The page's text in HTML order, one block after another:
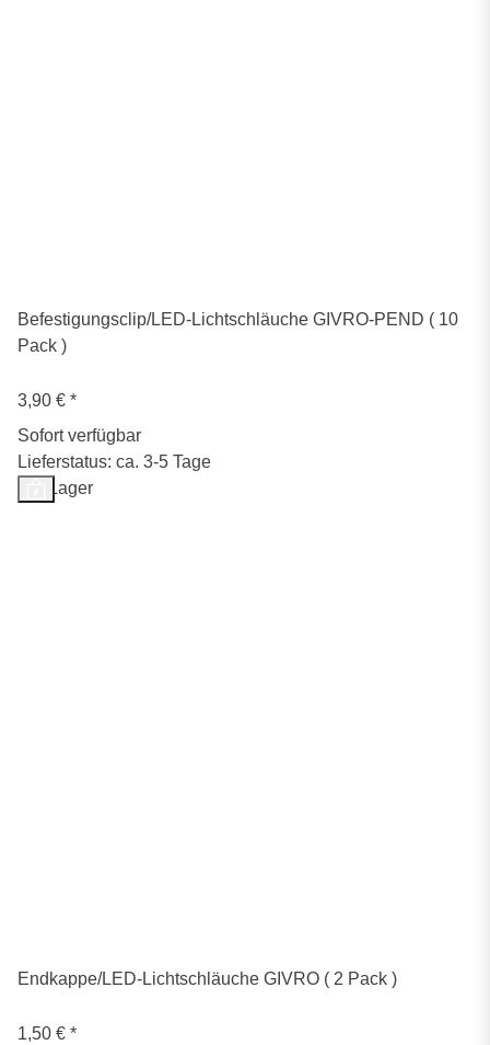
Befestigungsclip/LED-Lichtschläuche GIVRO-PEND ( 10
Pack )
3,90 € *
Sofort verfügbar
Lieferstatus: ca. 3-5 Tage
Auf Lager
Endkappe/LED-Lichtschläuche GIVRO ( 2 Pack )
1,50 € *